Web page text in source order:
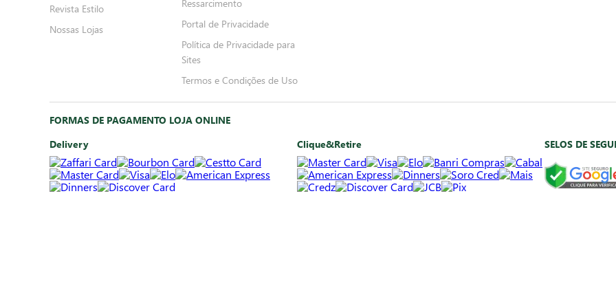
Revista Estilo
Nossas Lojas
Ressarcimento
Portal de Privacidade
Política de Privacidade para
Sites
Termos e Condições de Uso
FORMAS DE PAGAMENTO LOJA ONLINE
Delivery
Clique&Retire SELOS DE